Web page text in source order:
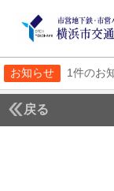
お知らせ 1件のお
戻る